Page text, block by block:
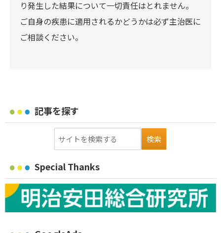
り発生した結果について一切責任はとれません。
ご自身の疾患に適用されるかどうかは必ず主治医に
ご相談ください。
記事を探す
Special Thanks